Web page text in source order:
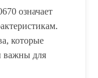
означает
которые
важны для